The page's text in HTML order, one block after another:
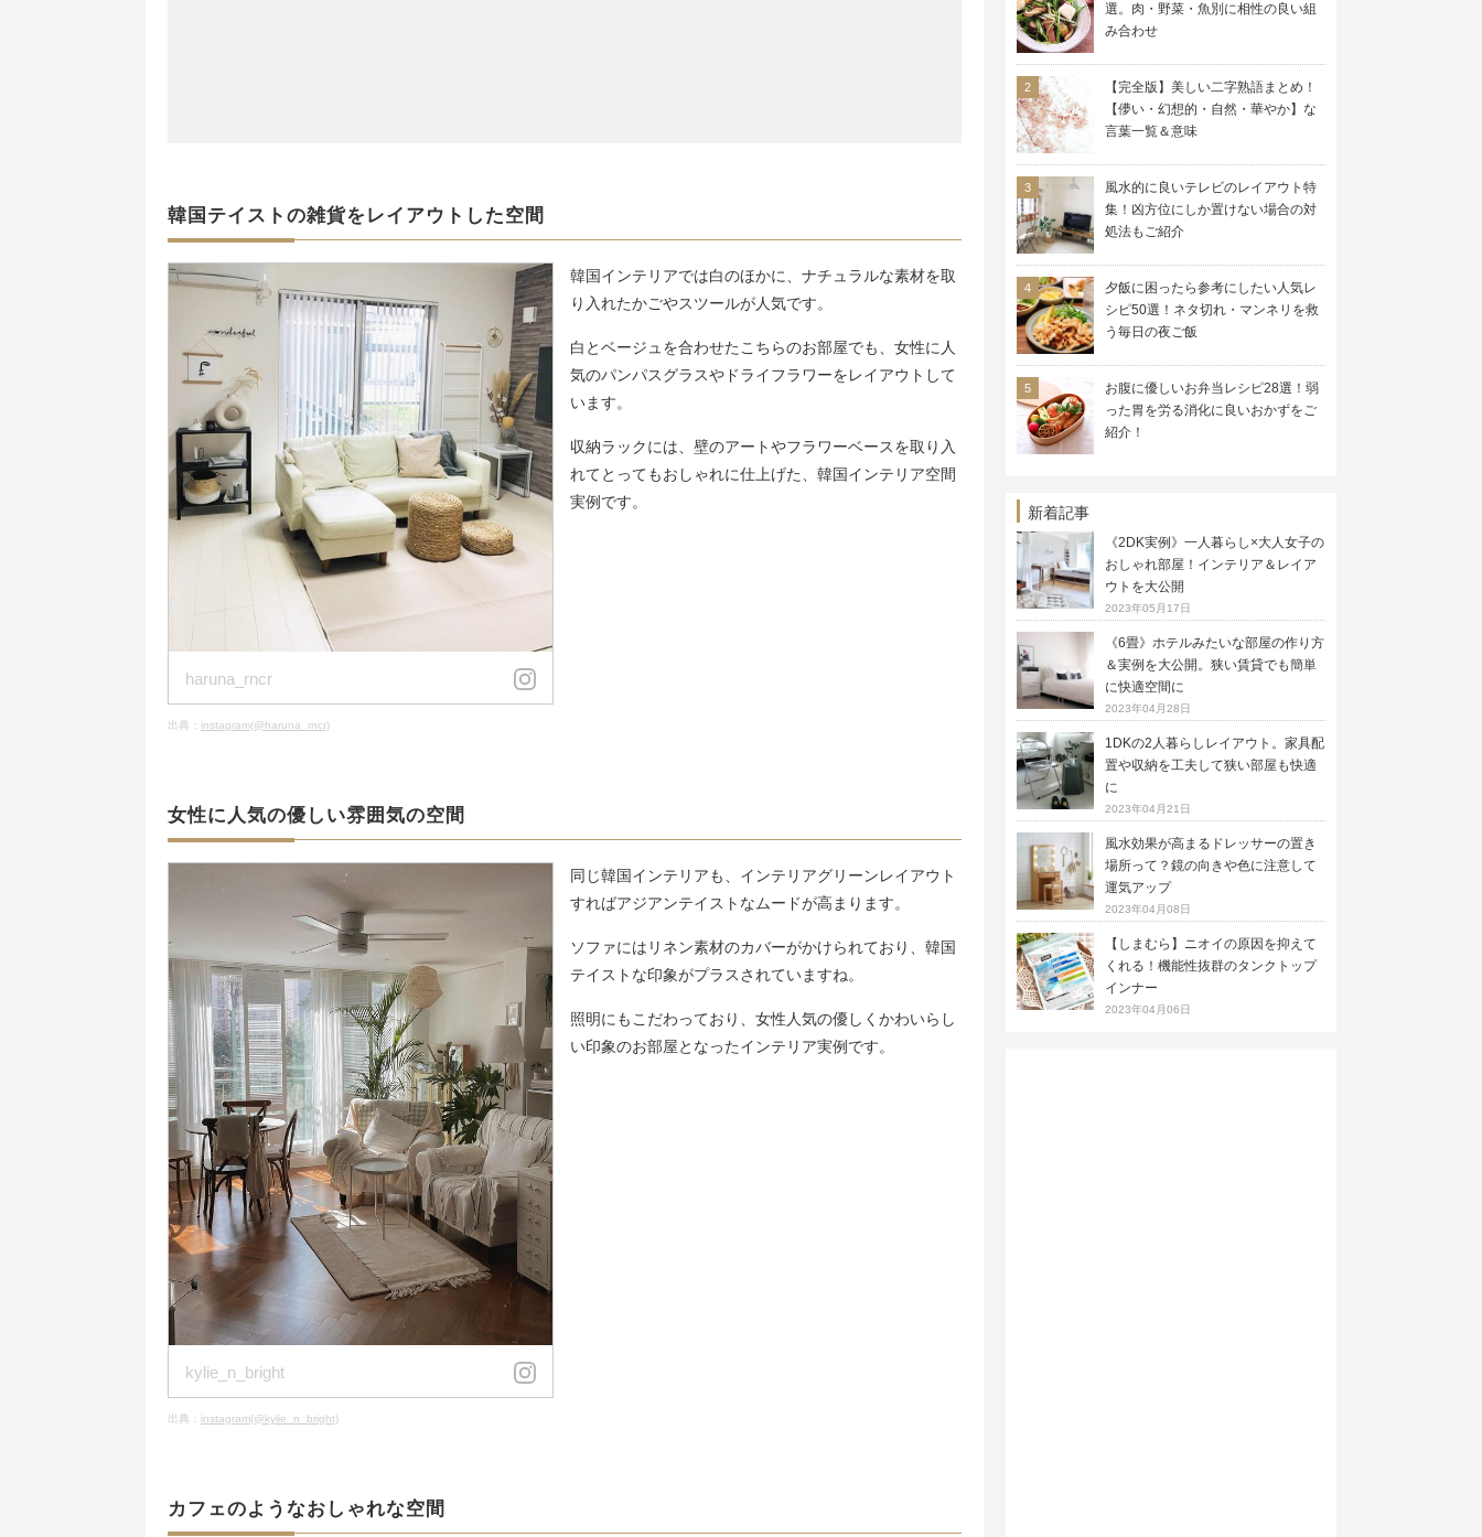
韓国テイストの雑貨をレイアウトした空間
haruna_rncr
出典： instagram(@haruna_rncr)
韓国インテリアでは白のほかに、ナチュラルな素材を取
り入れたかごやスツールが人気です。
白とベージュを合わせたこちらのお部屋でも、女性に人
気のパンパスグラスやドライフラワーをレイアウトして
います。
収納ラックには、壁のアートやフラワーベースを取り入
れてとってもおしゃれに仕上げた、韓国インテリア空間
実例です。
女性に人気の優しい雰囲気の空間
kylie_n_bright
出典： instagram(@kylie_n_bright)
同じ韓国インテリアも、インテリアグリーンレイアウト
すればアジアンテイストなムードが高まります。
ソファにはリネン素材のカバーがかけられており、韓国
テイストな印象がプラスされていますね。
照明にもこだわっており、女性人気の優しくかわいらし
い印象のお部屋となったインテリア実例です。
カフェのようなおしゃれな空間
選。肉・野菜・魚別に相性の良い組
み合わせ
【完全版】美しい二字熟語まとめ！
【儚い・幻想的・自然・華やか】な
言葉一覧＆意味
風水的に良いテレビのレイアウト特
集！凶方位にしか置けない場合の対
処法もご紹介
夕飯に困ったら参考にしたい人気レ
シピ50選！ネタ切れ・マンネリを救
う毎日の夜ご飯
お腹に優しいお弁当レシピ28選！弱
った胃を労る消化に良いおかずをご
紹介！
新着記事
《2DK実例》一人暮らし×大人女子の
おしゃれ部屋！インテリア＆レイア
ウトを大公開
2023年05月17日
《6畳》ホテルみたいな部屋の作り方
＆実例を大公開。狭い賃貸でも簡単
に快適空間に
2023年04月28日
1DKの2人暮らしレイアウト。家具配
置や収納を工夫して狭い部屋も快適
に
2023年04月21日
風水効果が高まるドレッサーの置き
場所って？鏡の向きや色に注意して
運気アップ
2023年04月08日
【しまむら】ニオイの原因を抑えて
くれる！機能性抜群のタンクトップ
インナー
2023年04月06日